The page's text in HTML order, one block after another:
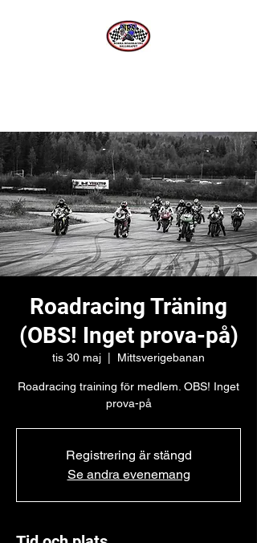
Roadracing Träning
(OBS! Inget prova-på)
tis 30 maj Mittsverigebanan
Roadracing training för medlem. OBS! Inget
prova-på
Registrering är stängd
Se andra evenemang